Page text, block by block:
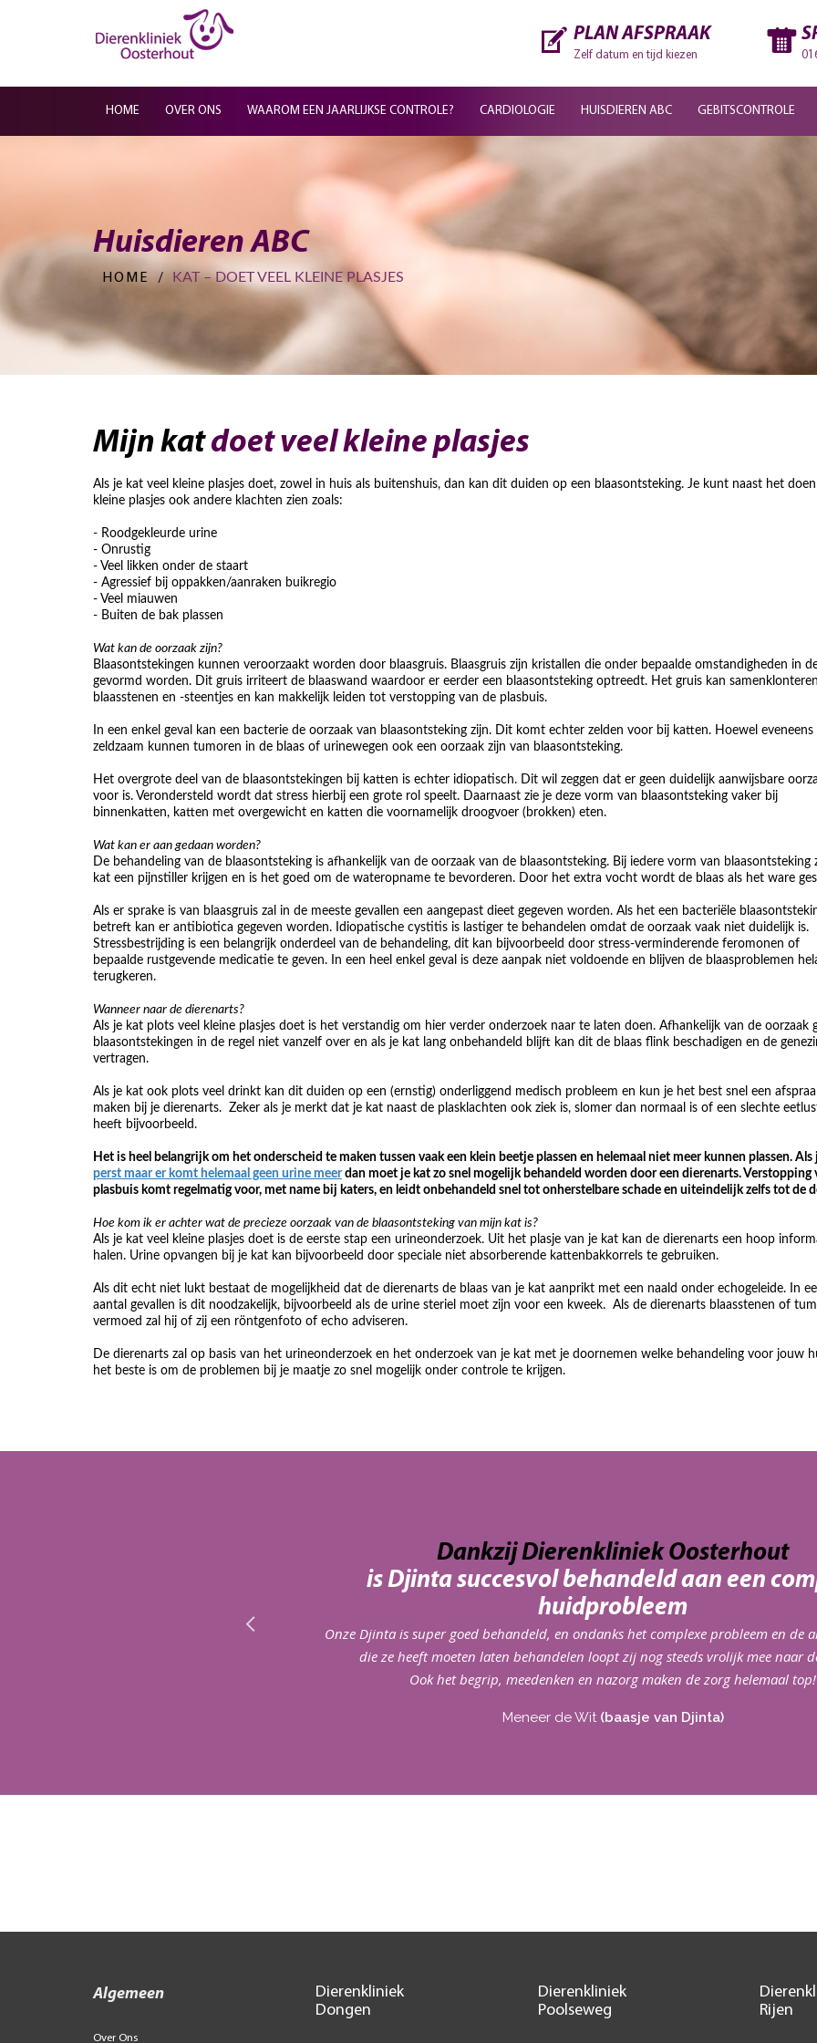
PLAN AFSPRAAK
Zelf datum en tijd kiezen
HOME OVER ONS WAAROM EEN JAARLIJKSE CONTROLE? CARDIOLOGIE HUISDIEREN ABC GEBITSCONTROLE
Huisdieren ABC
HOME / KAT – DOET VEEL KLEINE PLASJES
Mijn katdoet veel kleine plasjes
Als je kat veel kleine plasjes doet, zowel in huis als buitenshuis, dan kan dit duiden op een blaasontsteking. Je kunt naast het
kleine plasjes ook andere klachten zien zoals:
- Roodgekleurde urine
- Onrustig
- Veel likken onder de staart
- Agressief bij oppakken/aanraken buikregio
- Veel miauwen
- Buiten de bak plassen
Wat kan de oorzaak zijn?
Blaasontstekingen kunnen veroorzaakt worden door blaasgruis. Blaasgruis zijn kristallen die onder bepaalde omstandigheden in
gevormd worden. Dit gruis irriteert de blaaswand waardoor er eerder een blaasontsteking optreedt. Het gruis kan
blaasstenen en -steentjes en kan makkelijk leiden tot verstopping van de plasbuis.
In een enkel geval kan een bacterie de oorzaak van blaasontsteking zijn. Dit komt echter zelden voor bij katten. Hoewel eveneens
zeldzaam kunnen tumoren in de blaas of urinewegen ook een oorzaak zijn van blaasontsteking.
Het overgrote deel van de blaasontstekingen bij katten is echter idiopatisch. Dit wil zeggen dat er geen duidelijk aanwijsbare
voor is. Verondersteld wordt dat stress hierbij een grote rol speelt. Daarnaast zie je deze vorm van blaasontsteking vaker bij
binnenkatten, katten met overgewicht en katten die voornamelijk droogvoer (brokken) eten.
Wat kan er aan gedaan worden?
De behandeling van de blaasontsteking is afhankelijk van de oorzaak van de blaasontsteking. Bij iedere vorm van blaasontsteking
kat een pijnstiller krijgen en is het goed om de wateropname te bevorderen. Door het extra vocht wordt de blaas als het ware
Als er sprake is van blaasgruis zal in de meeste gevallen een aangepast dieet gegeven worden. Als het een bacteriële
betreft kan er antibiotica gegeven worden. Idiopatische cystitis is lastiger te behandelen omdat de oorzaak vaak niet duidelijk is.
Stressbestrijding is een belangrijk onderdeel van de behandeling, dit kan bijvoorbeeld door stress-verminderende feromonen of
bepaalde rustgevende medicatie te geven. In een heel enkel geval is deze aanpak niet voldoende en blijven de blaasproblemen
terugkeren.
Wanneer naar de dierenarts?
Als je kat plots veel kleine plasjes doet is het verstandig om hier verder onderzoek naar te laten doen. Afhankelijk van de oorzaak
blaasontstekingen in de regel niet vanzelf over en als je kat lang onbehandeld blijft kan dit de blaas flink beschadigen en de
vertragen.
Als je kat ook plots veel drinkt kan dit duiden op een (ernstig) onderliggend medisch probleem en kun je het best snel een
maken bij je dierenarts. Zeker als je merkt dat je kat naast de plasklachten ook ziek is, slomer dan normaal is of een slechte
heeft bijvoorbeeld.
Het is heel belangrijk om het onderscheid te maken tussen vaak een klein beetje plassen en helemaal niet meer kunnen plassen. Als
perst maar er komt helemaal geen urine meerdan moet je kat zo snel mogelijk behandeld worden door een dierenarts. Verstopping
plasbuis komt regelmatig voor, met name bij katers, en leidt onbehandeld snel tot onherstelbare schade en uiteindelijk zelfs tot de
Hoe kom ik er achter wat de precieze oorzaak van de blaasontsteking van mijn kat is?
Als je kat veel kleine plasjes doet is de eerste stap een urineonderzoek. Uit het plasje van je kat kan de dierenarts een hoop
halen. Urine opvangen bij je kat kan bijvoorbeeld door speciale niet absorberende kattenbakkorrels te gebruiken.
Als dit echt niet lukt bestaat de mogelijkheid dat de dierenarts de blaas van je kat aanprikt met een naald onder echogeleide. In
aantal gevallen is dit noodzakelijk, bijvoorbeeld als de urine steriel moet zijn voor een kweek. Als de dierenarts blaasstenen of
vermoed zal hij of zij een röntgenfoto of echo adviseren.
De dierenarts zal op basis van het urineonderzoek en het onderzoek van je kat met je doornemen welke behandeling voor jouw
het beste is om de problemen bij je maatje zo snel mogelijk onder controle te krijgen.
Dankzij Dierenkliniek Oosterhout
is Djinta succesvol behandeld aan een
huidprobleem
Onze Djinta is super goed behandeld, en ondanks het complexe probleem en de
die ze heeft moeten laten behandelen loopt zij nog steeds vrolijk mee naar
Ook het begrip, meedenken en nazorg maken de zorg helemaal top!
Meneer de Wit (baasje van Djinta)
Algemeen
Over Ons
Dierenkliniek
Dongen
Dierenkliniek
Poolseweg
Rijen